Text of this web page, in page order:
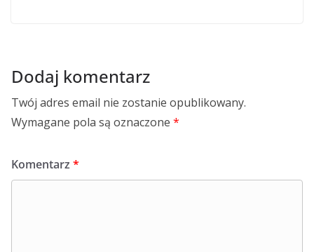
Dodaj komentarz
Twój adres email nie zostanie opublikowany.
Wymagane pola są oznaczone *
Komentarz *